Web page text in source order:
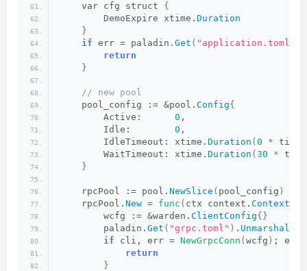
    var cfg struct
{
        DemoExpire xtime.
Duration
}
if err = paladin. Get ( "application.toml"
return
}
// new pool
    pool_config := &pool.
Config{
        Active:
0 ,
        Idle:
0 ,
        IdleTimeout: xtime.
Duration ( 0 * time.
        WaitTimeout: xtime.
Duration ( 30 *
}
    rpcPool := pool.
NewSlice ( pool_config )
    rpcPool.
New = func ( ctx context. Context
        wcfg := &warden.
ClientConfig{}
        paladin.
Get ( "grpc.toml" ) .
if cli, err = NewGrpcConn ( wcfg ) ; err
return
}